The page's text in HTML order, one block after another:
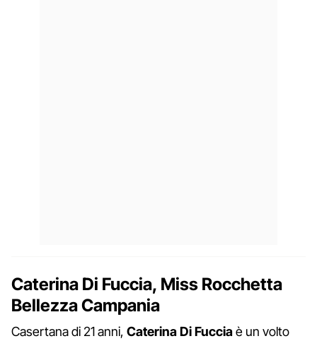
Caterina Di Fuccia, Miss Rocchetta
Bellezza Campania
Casertana di 21 anni, Caterina Di Fucciaè un volto